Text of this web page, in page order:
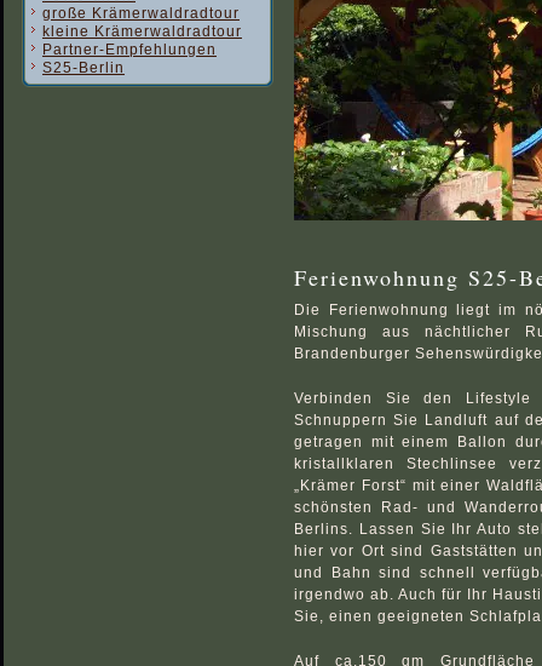
große Krämerwaldradtour
kleine Krämerwaldradtour
Partner-Empfehlungen
S25-Berlin
Ferienwohnung S25-
Die Ferienwohnung liegt im
Mischung aus nächtlicher
Brandenburger
Verbinden Sie den
Schnuppern Sie Landluft auf
getragen mit einem Ballon
kristallklaren Stechlinsee
„Krämer Forst“ mit einer
schönsten Rad- und
Berlins. Lassen Sie Ihr Auto
hier vor Ort sind Gaststätten
und Bahn sind schnell
irgendwo ab. Auch für Ihr
Sie, einen geeigneten
Auf ca.150 qm